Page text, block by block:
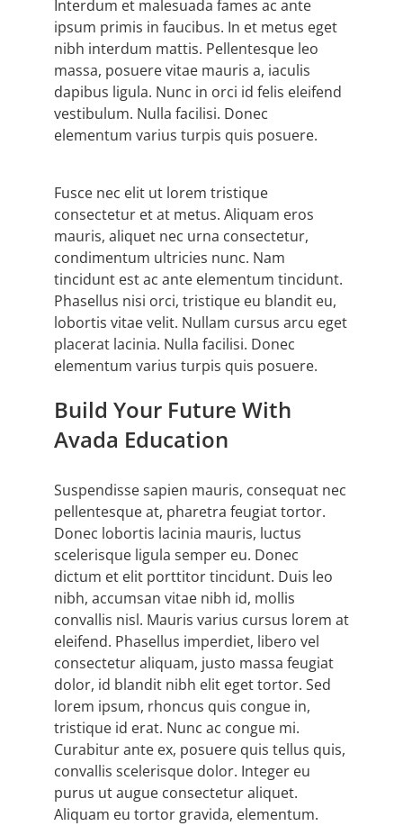
Interdum et malesuada fames ac ante
ipsum primis in faucibus. In et metus eget
nibh interdum mattis. Pellentesque leo
massa, posuere vitae mauris a, iaculis
dapibus ligula. Nunc in orci id felis eleifend
vestibulum. Nulla facilisi. Donec
elementum varius turpis quis posuere.
Fusce nec elit ut lorem tristique
consectetur et at metus. Aliquam eros
mauris, aliquet nec urna consectetur,
condimentum ultricies nunc. Nam
tincidunt est ac ante elementum tincidunt.
Phasellus nisi orci, tristique eu blandit eu,
lobortis vitae velit. Nullam cursus arcu eget
placerat lacinia. Nulla facilisi. Donec
elementum varius turpis quis posuere.
Build Your Future With
Avada Education
Suspendisse sapien mauris, consequat nec
pellentesque at, pharetra feugiat tortor.
Donec lobortis lacinia mauris, luctus
scelerisque ligula semper eu. Donec
dictum et elit porttitor tincidunt. Duis leo
nibh, accumsan vitae nibh id, mollis
convallis nisl. Mauris varius cursus lorem at
eleifend. Phasellus imperdiet, libero vel
consectetur aliquam, justo massa feugiat
dolor, id blandit nibh elit eget tortor. Sed
lorem ipsum, rhoncus quis congue in,
tristique id erat. Nunc ac congue mi.
Curabitur ante ex, posuere quis tellus quis,
convallis scelerisque dolor. Integer eu
purus ut augue consectetur aliquet.
Aliquam eu tortor gravida, elementum.